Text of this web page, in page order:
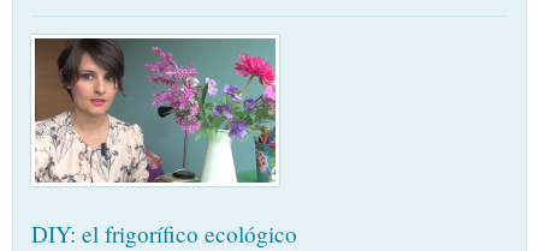
DIY: el frigorífico ecológico